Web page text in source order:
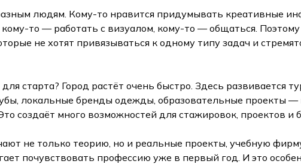
людям. Кому-то нравится придумывать креативные
то — работать с визуалом, кому-то — общаться.
не хотят привязываться к одному типу задач и
старта? Город растёт очень быстро. Здесь развивается
локальные бренды одежды, образовательные проекты
создаёт много возможностей для стажировок, проектов и
не только теорию, но и реальные проекты, учебную
почувствовать профессию уже в первый год. И это